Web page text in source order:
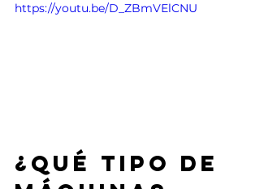
https://youtu.be/D_ZBmVElCNU
¿Qué tipo de